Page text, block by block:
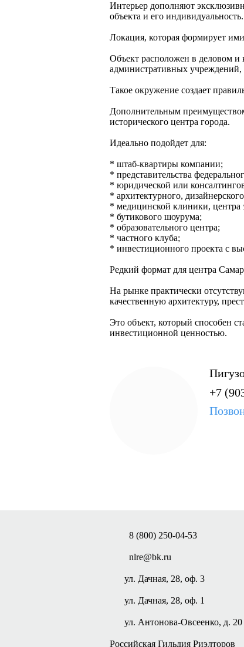
Интерьер дополняют
объекта и его индивидуальность.
Локация, которая формирует
Объект расположен в деловом и
административных
Такое окружение создает
Дополнительным
исторического центра города.
Идеально подойдет для:
* штаб-квартиры компании;
* представительства
* юридической или
* архитектурного,
* медицинской клиники, центра
* бутикового шоурума;
* образовательного центра;
* частного клуба;
* инвестиционного проекта с
Редкий формат для центра
На рынке практически
качественную архитектуру,
Это объект, который способен
инвестиционной ценностью.
+7
8 (800) 250-04-53
nlre@bk.ru
ул. Дачная, 28, оф. 3
ул. Дачная, 28, оф. 1
ул. Антонова-Овсеенко, д. 20
Российская Гильдия Риэлторов